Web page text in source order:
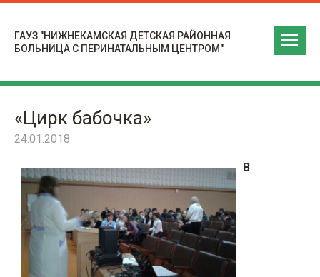
ГАУЗ "НИЖНЕКАМСКАЯ ДЕТСКАЯ РАЙОННАЯ
БОЛЬНИЦА С ПЕРИНАТАЛЬНЫМ ЦЕНТРОМ"
«Цирк бабочка»
24.01.2018
В